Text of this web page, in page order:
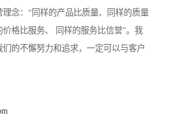
念：“同样的产品比质量、同样的质量
价格比服务、 同样的服务比信誉”。我
们的不懈努力和追求，一定可以与客户